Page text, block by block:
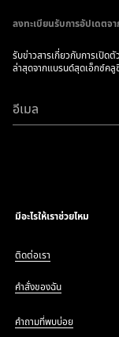
ลงทะเบียนรับการอัปเดตจ
รับข่าวสารเกี่ยวกับการเปิด
ล่าสุดจากแบรนด์สุดเอ็กซ์คลู
อีเมล
มีอะไรให้เราช่วยไหม
ติดต่อเรา
คำสั่งของฉัน
คำถามที่พบบ่อย